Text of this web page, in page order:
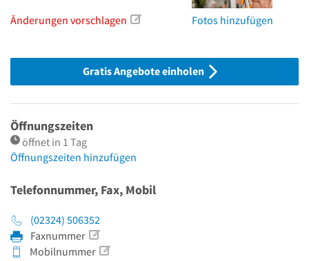
Änderungen vorschlagen
Fotos hinzufügen
Gratis Angebote einholen
Öffnungszeiten
öffnet in 1 Tag
Öffnungszeiten hinzufügen
Telefonnummer, Fax, Mobil
(02324) 506352
Faxnummer
Mobilnummer